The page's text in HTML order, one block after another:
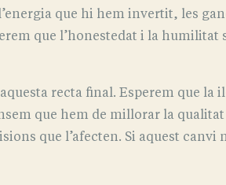
que hi hem invertit, les
que l’honestedat i la humilitat
recta final. Esperem que la
que hem de millorar la
que l’afecten. Si aquest canvi